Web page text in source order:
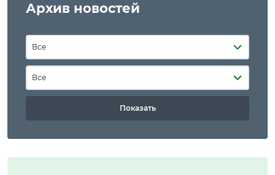
Архив новостей
Все
Все
Показать